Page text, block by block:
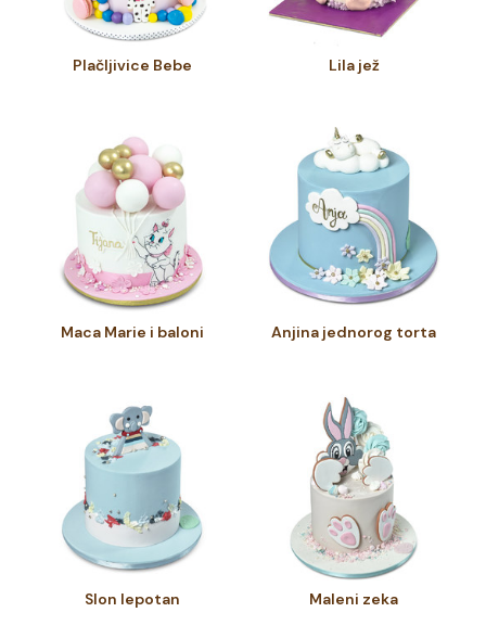
Plačljivice Bebe Lila jež
Maca Marie i baloni Anjina jednorog torta
Slon lepotan Maleni zeka